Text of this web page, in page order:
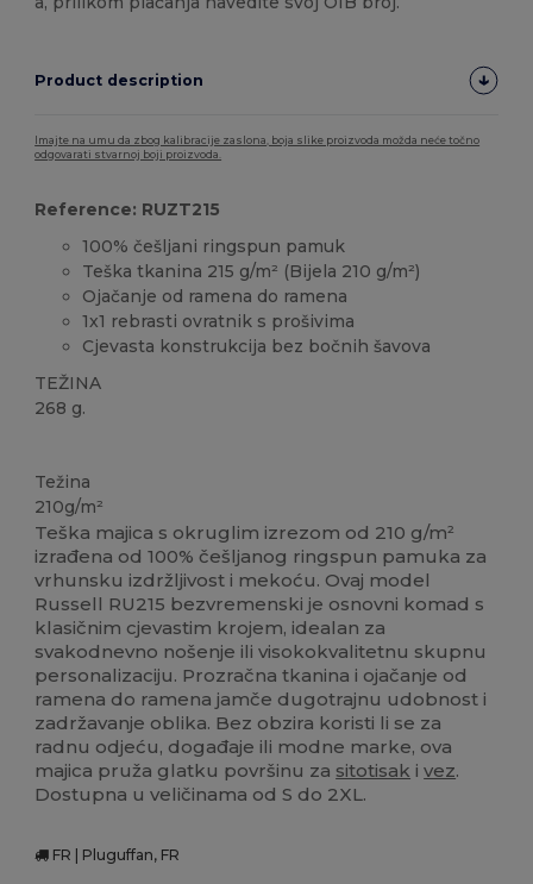
Product description
Imajte na umu da zbog kalibracije zaslona, boja slike proizvoda možda neće točno
odgovarati stvarnoj boji proizvoda.
Reference: RUZT215
100% češljani ringspun pamuk
Teška tkanina 215 g/m² (Bijela 210 g/m²)
Ojačanje od ramena do ramena
1x1 rebrasti ovratnik s prošivima
Cjevasta konstrukcija bez bočnih šavova
TEŽINA
268 g.
Težina
210g/m²
Teška majica s okruglim izrezom od 210 g/m²
izrađena od 100% češljanog ringspun pamuka za
vrhunsku izdržljivost i mekoću. Ovaj model
Russell RU215 bezvremenski je osnovni komad s
klasičnim cjevastim krojem, idealan za
svakodnevno nošenje ili visokokvalitetnu skupnu
personalizaciju. Prozračna tkanina i ojačanje od
ramena do ramena jamče dugotrajnu udobnost i
zadržavanje oblika. Bez obzira koristi li se za
radnu odjeću, događaje ili modne marke, ova
majica pruža glatku površinu za sitotisak ivez.
Dostupna u veličinama od S do 2XL.
FR | Pluguffan, FR